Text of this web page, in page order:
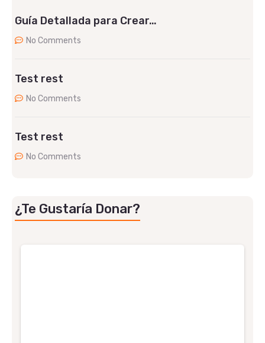
Guía Detallada para Crear…
No Comments
Test rest
No Comments
Test rest
No Comments
¿Te Gustaría Donar?